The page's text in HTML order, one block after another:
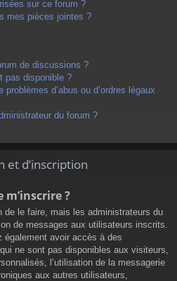
sur ce forum ?
mes pièces jointes ?
de discussions ?
pas disponible ?
d’abus ou d’ordres légaux
du forum ?
et d’inscription
?
de le faire, mais les administrateurs du
de messages aux utilisateurs inscrits.
avoir accès à des
ne sont pas disponibles aux visiteurs,
l’utilisation de la messagerie
aux autres utilisateurs,